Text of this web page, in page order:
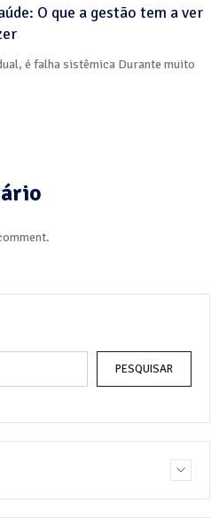
O que a gestão tem a ver
é falha sistêmica Durante muito
PESQUISAR